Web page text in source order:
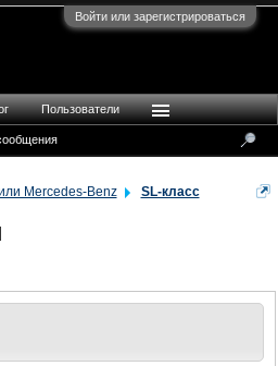
Войти или зарегистрироваться
Mercedes-Benz SL-класс
Пользователи